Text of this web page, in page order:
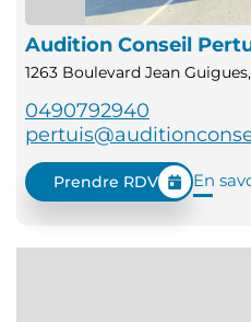
Audition Conseil
1263 Boulevard Jean
0490792940
Prendre RDV En